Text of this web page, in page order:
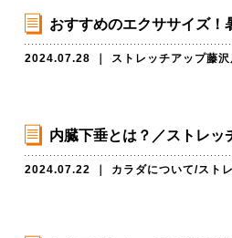
おすすめのエクササイズ！
2024.07.28 ストレッチアップ藤沢
内臓下垂とは？／ストレッ
2024.07.22 カラダについて/スト